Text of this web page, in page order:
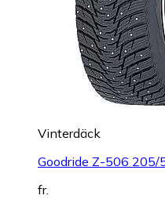
Vinterdäck
Goodride Z-506 205/
fr.